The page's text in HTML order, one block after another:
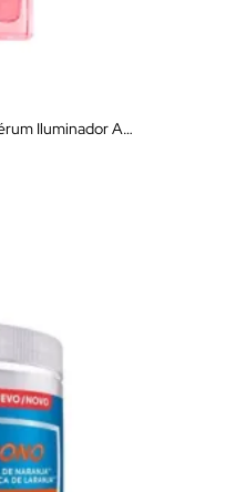
Prodigieuse® [HYALU] Boost Sérum Iluminador Antimanchas